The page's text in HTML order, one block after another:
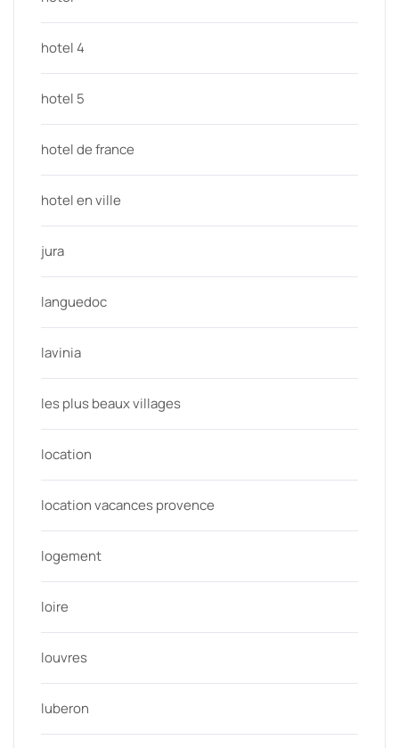
hotel 4
hotel 5
hotel de france
hotel en ville
jura
languedoc
lavinia
les plus beaux villages
location
location vacances provence
logement
loire
louvres
luberon